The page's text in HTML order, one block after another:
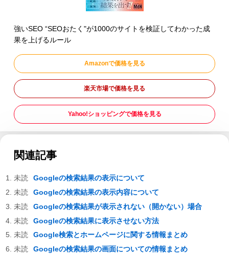
強いSEO “SEOおたく"が1000のサイトを検証してわかった成
果を上げるルール
Amazonで価格を見る
楽天市場で価格を見る
Yahoo!ショッピングで価格を見る
関連記事
Googleの検索結果の表示について
Googleの検索結果の表示内容について
Googleの検索結果が表示されない（開かない）場合
Googleの検索結果に表示させない方法
Google検索とホームページに関する情報まとめ
Googleの検索結果の画面についての情報まとめ